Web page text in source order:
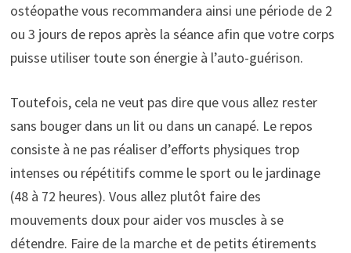
ostéopathe vous recommandera ainsi une période de 2
ou 3 jours de repos après la séance afin que votre corps
puisse utiliser toute son énergie à l’auto-guérison.
Toutefois, cela ne veut pas dire que vous allez rester
sans bouger dans un lit ou dans un canapé. Le repos
consiste à ne pas réaliser d’efforts physiques trop
intenses ou répétitifs comme le sport ou le jardinage
(48 à 72 heures). Vous allez plutôt faire des
mouvements doux pour aider vos muscles à se
détendre. Faire de la marche et de petits étirements